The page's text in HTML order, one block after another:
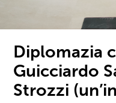
Diplomazia
Guicciardo
Strozzi